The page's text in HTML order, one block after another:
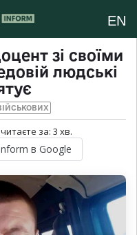
EN
зі своїми
людські
ВІЙСЬКОВИХ
за: 3 хв.
в Google